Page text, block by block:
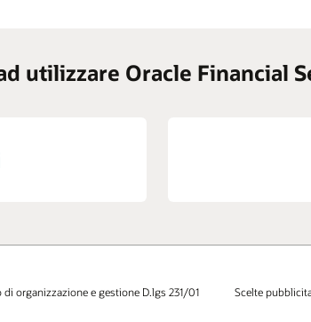
utilizzare Oracle Financial
di organizzazione e gestione D.lgs 231/01 Scelte